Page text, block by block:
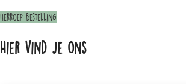
Herroep bestelling
Hier vind je ons